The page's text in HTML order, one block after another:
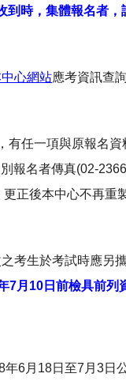
時，集體報名者
心網站應考資訊查
任一項與原報名
報名者傳真(02-
正後本中心不再重
考生於考試時應另
月10日前檢具前列
6月18日至7月3日